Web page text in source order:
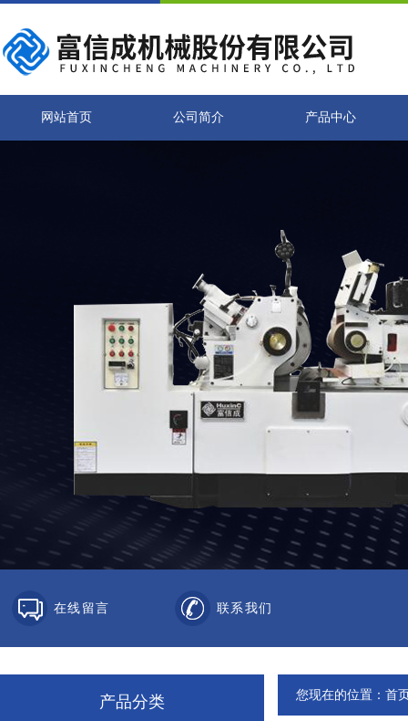
网站首页 公司简介 产品中心
在线留言 联系我们
产品分类 您现在的位置： 首